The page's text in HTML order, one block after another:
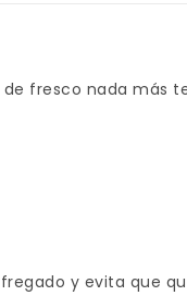
fresco nada más
y evita que